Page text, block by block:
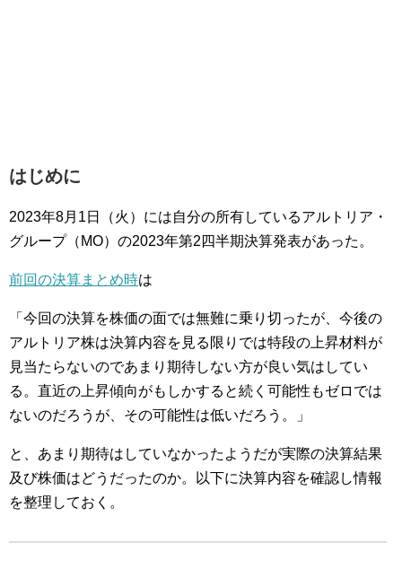
はじめに
2023年8月1日（火）には自分の所有しているアルトリア・
グループ（MO）の2023年第2四半期決算発表があった。
前回の決算まとめ時は
「今回の決算を株価の面では無難に乗り切ったが、今後の
アルトリア株は決算内容を見る限りでは特段の上昇材料が
見当たらないのであまり期待しない方が良い気はしてい
る。直近の上昇傾向がもしかすると続く可能性もゼロでは
ないのだろうが、その可能性は低いだろう。」
と、あまり期待はしていなかったようだが実際の決算結果
及び株価はどうだったのか。以下に決算内容を確認し情報
を整理しておく。